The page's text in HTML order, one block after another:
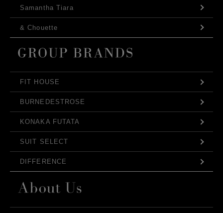
Samantha Tiara
& Chouette
FIT HOUSE
BURNEDESTROSE
KONAKA FUTATA
SUIT SELECT
DIFFERENCE